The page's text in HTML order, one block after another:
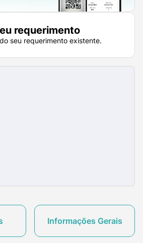
requerimento
seu requerimento existente.
Informações Gerais